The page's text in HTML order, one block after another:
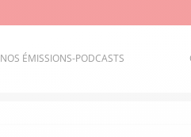
NOS ÉMISSIONS-PODCASTS